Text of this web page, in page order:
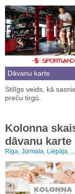
Dāvanu karte
Stilīgs veids, kā
preču tirgū.
Kolonna
dāvanu karte
Rīga, Jūrmala, Liepāja, ...